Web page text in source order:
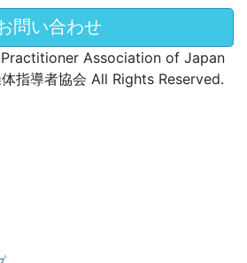
問い合わせ
Association of Japan
指導者協会 All Rights Reserved.